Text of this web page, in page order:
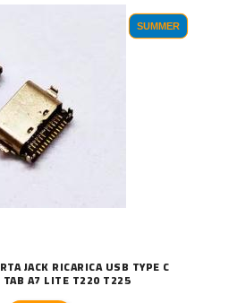
SUMMER
JACK RICARICA USB TYPE C
TAB A7 LITE T220 T225